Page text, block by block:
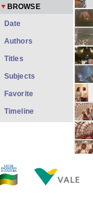
BROWSE
Date
Authors
Titles
Subjects
Favorite
Timeline